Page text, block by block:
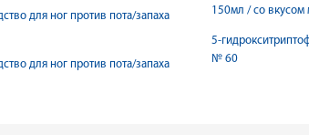
для ног против пота/запаха
для ног против пота/запаха
150мл / со вкусом
5-
№ 60